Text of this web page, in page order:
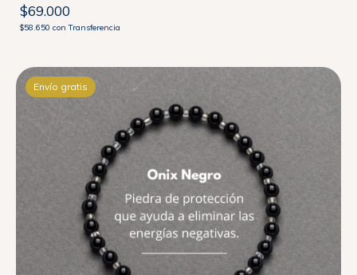
$69.000
$58.650 con Transferencia
Envío gratis